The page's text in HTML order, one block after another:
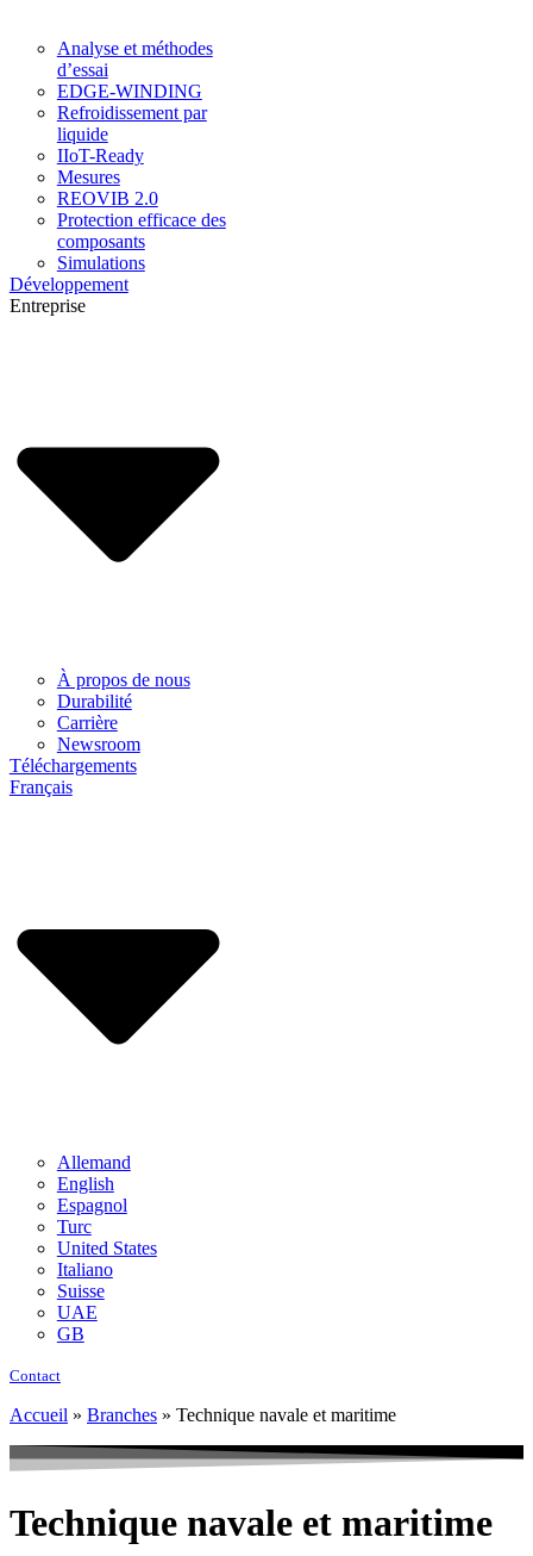
Analyse et méthodes
d’essai
EDGE-WINDING
Refroidissement par
liquide
IIoT-Ready
Mesures
REOVIB 2.0
Protection efficace des
composants
Simulations
Développement
Entreprise
À propos de nous
Durabilité
Carrière
Newsroom
Téléchargements
Français
Allemand
English
Espagnol
Turc
United States
Italiano
Suisse
UAE
GB
Contact
Accueil » Branches » Technique navale et maritime
Technique navale et maritime